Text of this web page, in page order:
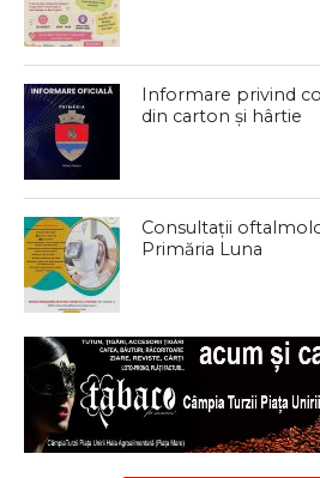
Informare privind
din carton și hârtie
Consultații
Primăria Luna